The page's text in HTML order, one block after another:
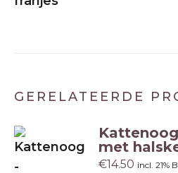
GERELATEERDE
met
€14.50 incl. 21%